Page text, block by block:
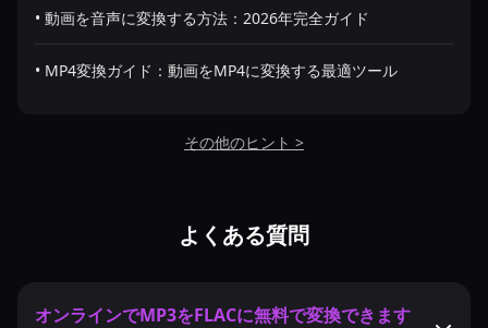
• 動画を音声に変換する方法：2026年完全ガイド
• MP4変換ガイド：動画をMP4に変換する最適ツール
その他のヒント >
よくある質問
オンラインでMP3をFLACに無料で変換できます